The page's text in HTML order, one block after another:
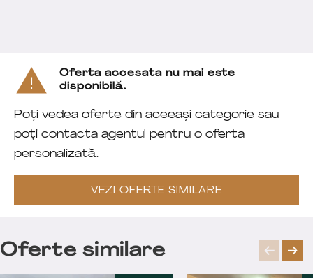
Oferta accesata nu mai este
disponibilă.
Poți vedea oferte din aceeași categorie sau
poți contacta agentul pentru o oferta
personalizată.
VEZI OFERTE SIMILARE
Oferte similare